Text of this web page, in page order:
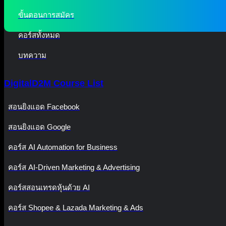
ขั้นตอนการสมัคร
คอร์สทั้งหมด
บทความ
DigitalD2M Course List
สอนยิงแอด Facebook
สอนยิงแอด Google
คอร์ส AI Automation for Business
คอร์ส AI-Driven Marketing & Advertising
คอร์สสอนเทรดหุ้นด้วย AI
คอร์ส Shopee & Lazada Marketing & Ads